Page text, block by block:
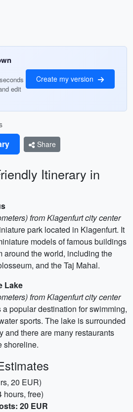
edit
Create my version
Share
Itinerary in
from Klagenfurt city center
park located in Klagenfurt. It
models of famous buildings
around the world, including the
and the Taj Mahal.
Lake
from Klagenfurt city center
popular destination for swimming,
sports. The lake is surrounded
and there are many restaurants
shoreline.
20 EUR)
hours, free)
20 EUR